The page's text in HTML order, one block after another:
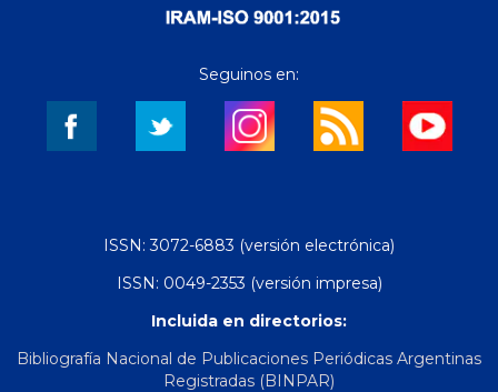
Seguinos en:
ISSN: 3072-6883 (versión electrónica)
ISSN: 0049-2353 (versión impresa)
Incluida en directorios:
Bibliografía Nacional de Publicaciones Periódicas Argentinas
Registradas (BINPAR)